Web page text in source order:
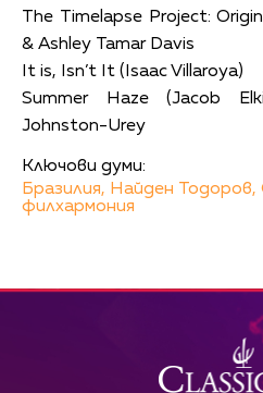
The Timelapse Project:
& Ashley Tamar Davis
It is, Isn’t It (Isaac Villaroya)
Summer Haze (Jacob
Johnston-Urey
Ключови думи:
Бразилия, Найден Тодоров,
филхармония